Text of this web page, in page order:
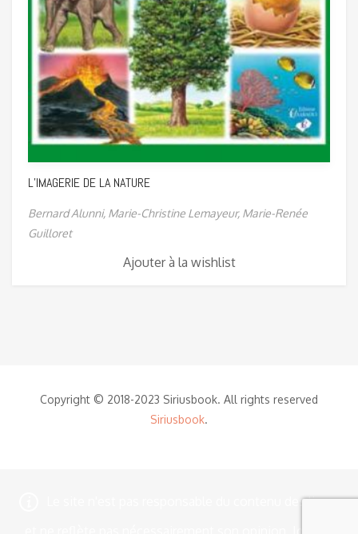
L’IMAGERIE DE LA NATURE
Bernard Alunni, Marie-Christine Lemayeur, Marie-Renée
Guilloret
Ajouter à la wishlist
Copyright © 2018-2023 Siriusbook. All rights reserved
Siriusbook.
Le site n'est pas responsable du contenu des livres